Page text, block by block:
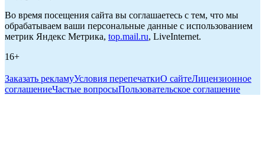
Во время посещения сайта вы соглашаетесь с тем, что мы
обрабатываем ваши персональные данные с использованием
метрик Яндекс Метрика, top.mail.ru, LiveInternet.
16+
Заказать рекламуУсловия перепечаткиО сайтеЛицензионное
соглашениеЧастые вопросыПользовательское соглашение